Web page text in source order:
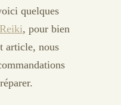
quelques
Reiki, pour bien
article, nous